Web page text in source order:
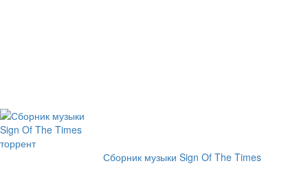
Сборник музыки Sign Of The Times